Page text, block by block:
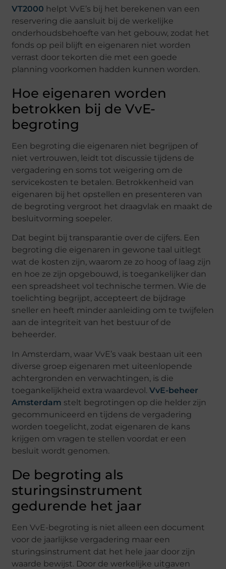
VT2000 helpt VvE’s bij het berekenen van een
reservering die aansluit bij de werkelijke
onderhoudsbehoefte van het gebouw, zodat het
fonds op peil blijft en eigenaren niet worden
verrast door tekorten die met een goede
planning voorkomen hadden kunnen worden.
Hoe eigenaren worden
betrokken bij de VvE-
begroting
Een begroting die eigenaren niet begrijpen of
niet vertrouwen, leidt tot discussie tijdens de
vergadering en soms tot weigering om de
servicekosten te betalen. Betrokkenheid van
eigenaren bij het opstellen en presenteren van
de begroting vergroot het draagvlak en maakt de
besluitvorming soepeler.
Dat begint bij transparantie over de cijfers. Een
begroting die eigenaren in gewone taal uitlegt
wat de kosten zijn, waarom ze zo hoog of laag zijn
en hoe ze zijn opgebouwd, is toegankelijker dan
een spreadsheet vol technische termen. Wie de
toelichting begrijpt, accepteert de bijdrage
sneller en heeft minder aanleiding om te twijfelen
aan de integriteit van het bestuur of de
beheerder.
In Amsterdam, waar VvE’s vaak bestaan uit een
diverse groep eigenaren met uiteenlopende
achtergronden en verwachtingen, is die
toegankelijkheid extra waardevol. VvE-beheer
Amsterdam stelt begrotingen op die helder zijn
gecommuniceerd en tijdens de vergadering
worden toegelicht, zodat eigenaren de kans
krijgen om vragen te stellen voordat er een
besluit wordt genomen.
De begroting als
sturingsinstrument
gedurende het jaar
Een VvE-begroting is niet alleen een document
voor de jaarlijkse vergadering maar een
sturingsinstrument dat het hele jaar door zijn
waarde bewijst. Door de werkelijke uitgaven